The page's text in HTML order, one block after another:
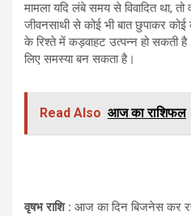
मामला यदि लंबे समय से विवादित था,
जीवनसाथी से कोई भी बात छुपाकर कोई
के रिश्ते में कड़वाहट उत्पन्न हो सकती
लिए समस्या बन सकता है।
Read Also आज का राशिफल
वृषभ राशि : आज का दिन बिजनेस कर रहे